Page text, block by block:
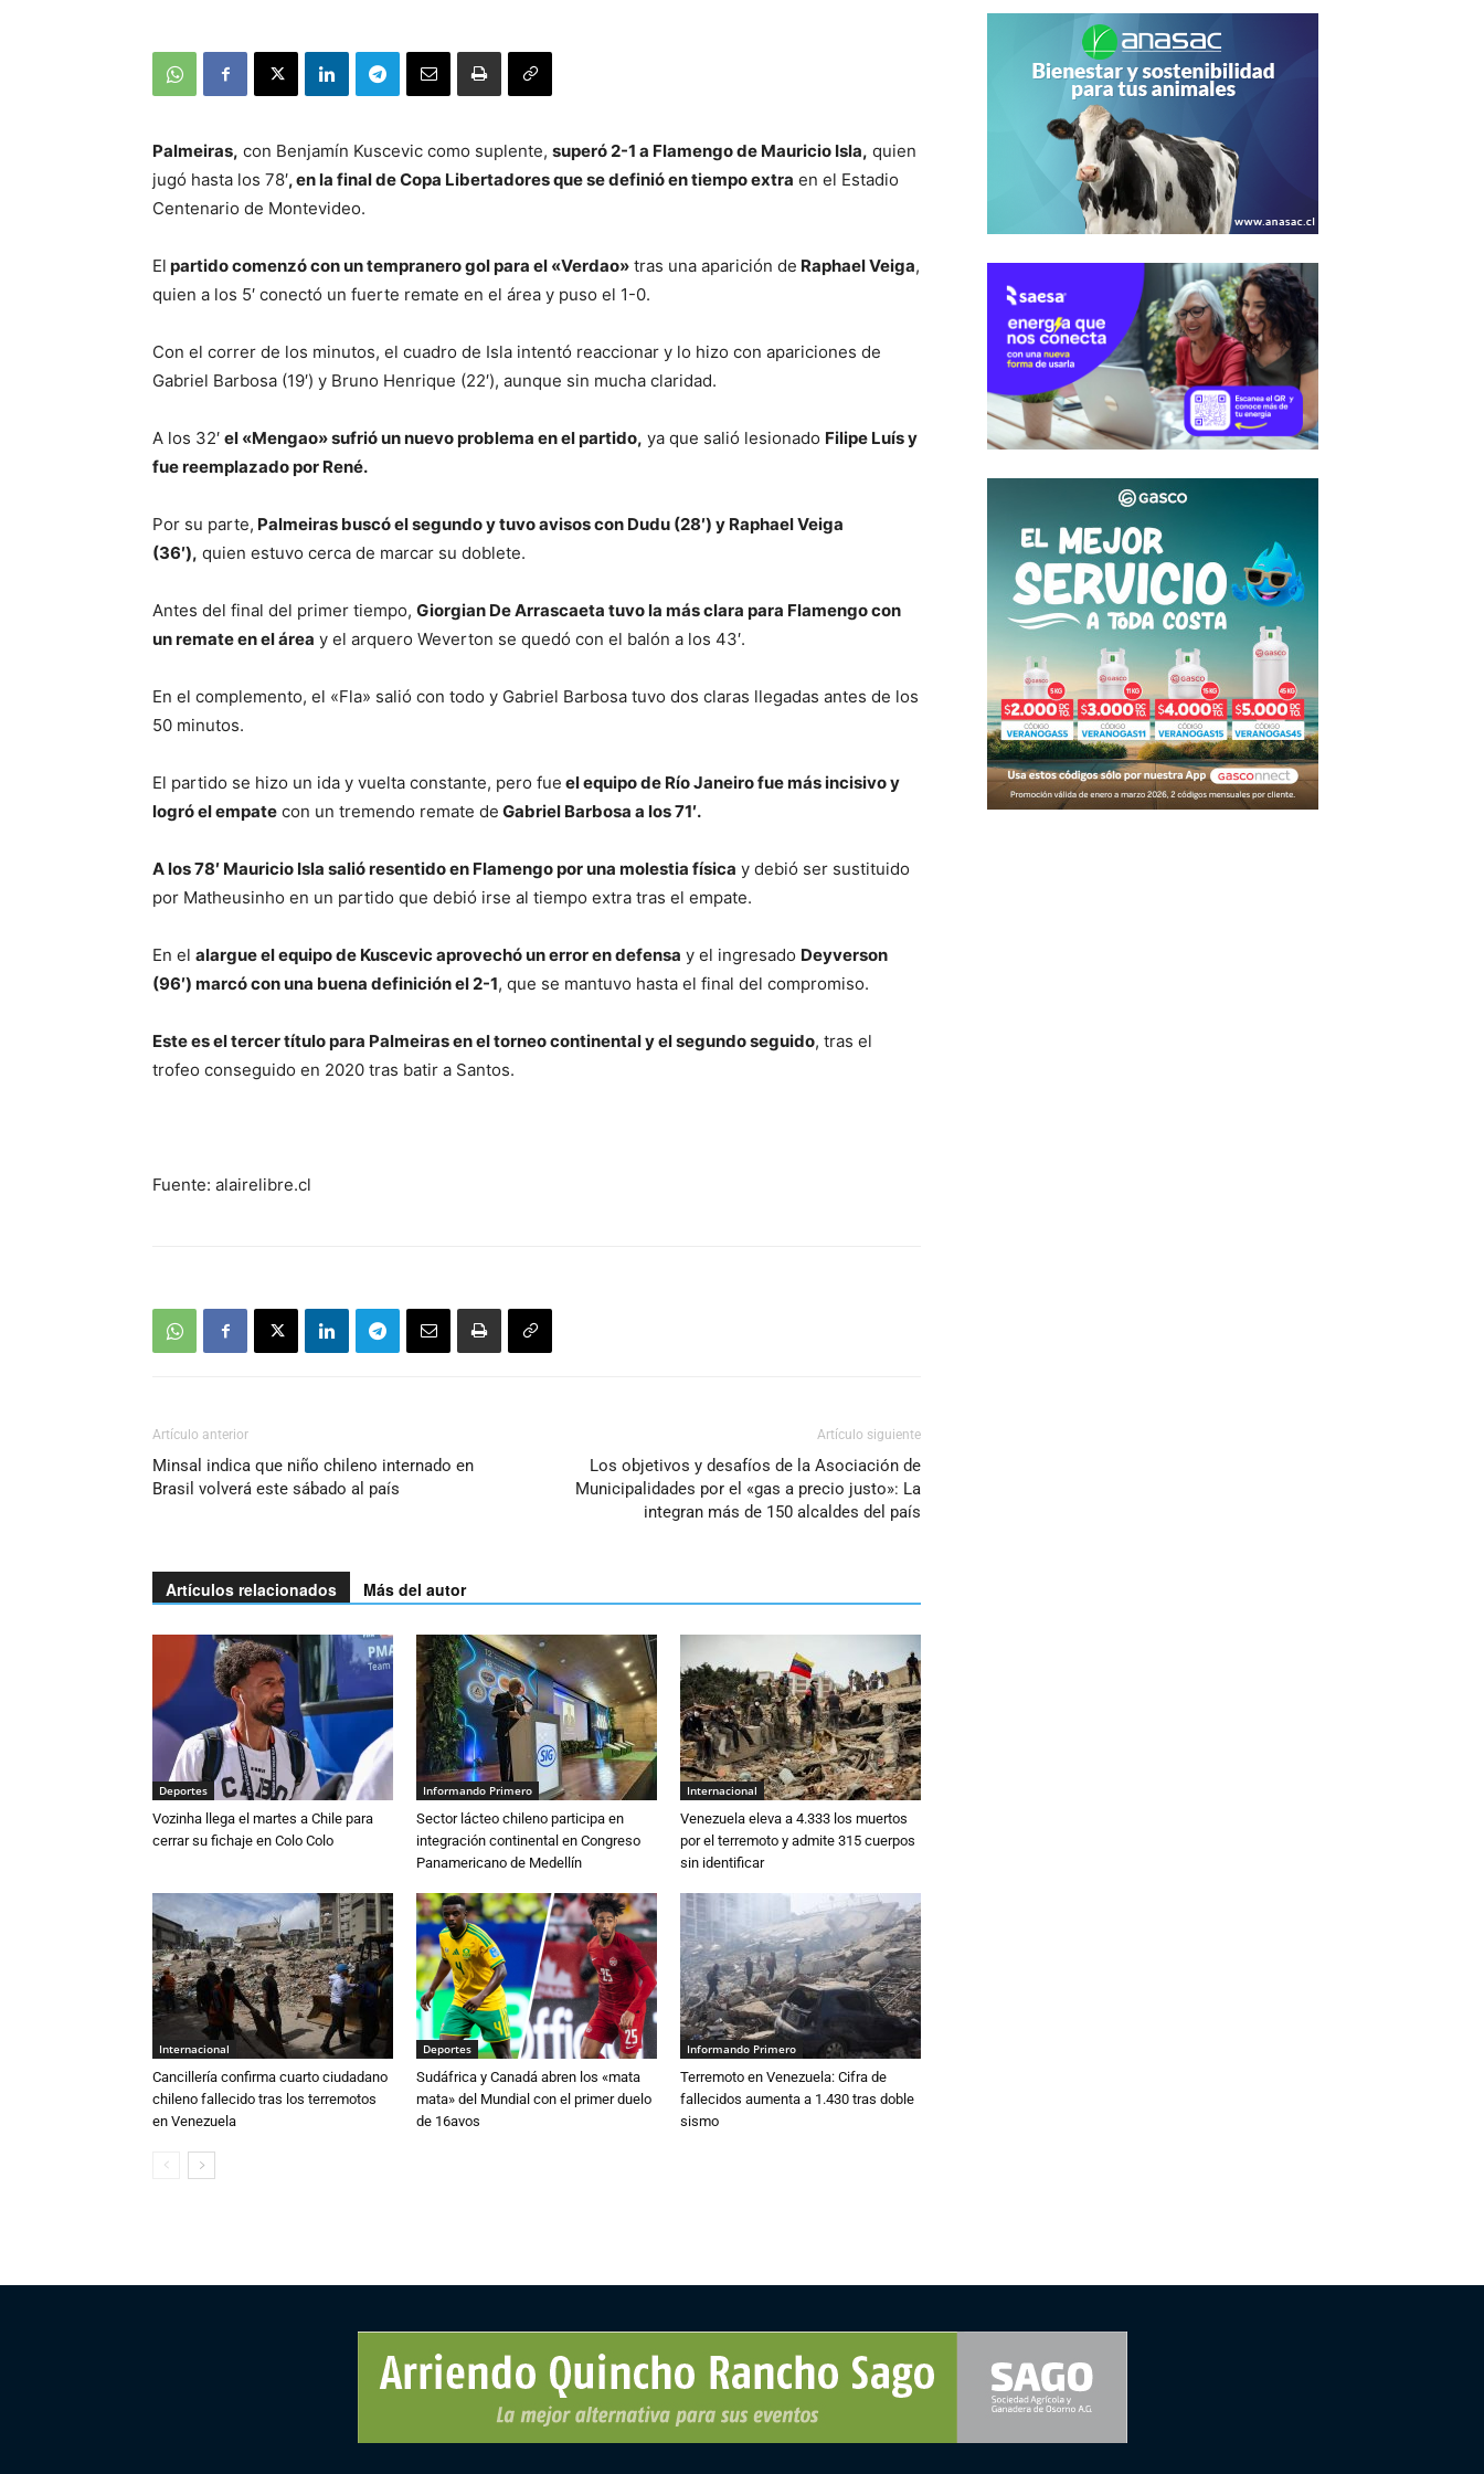
Palmeiras, con Benjamín Kuscevic como suplente, superó 2-1 a Flamengo de Mauricio Isla, quien
jugó hasta los 78′, en la final de Copa Libertadores que se definió en tiempo extra en el Estadio
Centenario de Montevideo.
El partido comenzó con un tempranero gol para el «Verdao» tras una aparición de Raphael Veiga,
quien a los 5′ conectó un fuerte remate en el área y puso el 1-0.
Con el correr de los minutos, el cuadro de Isla intentó reaccionar y lo hizo con apariciones de
Gabriel Barbosa (19′) y Bruno Henrique (22′), aunque sin mucha claridad.
A los 32′ el «Mengao» sufrió un nuevo problema en el partido, ya que salió lesionado Filipe Luís y
fue reemplazado por René.
Por su parte, Palmeiras buscó el segundo y tuvo avisos con Dudu (28′) y Raphael Veiga
(36′), quien estuvo cerca de marcar su doblete.
Antes del final del primer tiempo, Giorgian De Arrascaeta tuvo la más clara para Flamengo con
un remate en el área y el arquero Weverton se quedó con el balón a los 43′.
En el complemento, el «Fla» salió con todo y Gabriel Barbosa tuvo dos claras llegadas antes de los
50 minutos.
El partido se hizo un ida y vuelta constante, pero fue el equipo de Río Janeiro fue más incisivo y
logró el empate con un tremendo remate de Gabriel Barbosa a los 71′.
A los 78′ Mauricio Isla salió resentido en Flamengo por una molestia física y debió ser sustituido
por Matheusinho en un partido que debió irse al tiempo extra tras el empate.
En el alargue el equipo de Kuscevic aprovechó un error en defensa y el ingresado Deyverson
(96′) marcó con una buena definición el 2-1, que se mantuvo hasta el final del compromiso.
Este es el tercer título para Palmeiras en el torneo continental y el segundo seguido, tras el
trofeo conseguido en 2020 tras batir a Santos.
Fuente: alairelibre.cl
Artículo anterior
Minsal indica que niño chileno internado en
Brasil volverá este sábado al país
Artículo siguiente
Los objetivos y desafíos de la Asociación de
Municipalidades por el «gas a precio justo»: La
integran más de 150 alcaldes del país
Artículos relacionados Más del autor
Deportes
Vozinha llega el martes a Chile para
cerrar su fichaje en Colo Colo
Informando Primero
Sector lácteo chileno participa en
integración continental en Congreso
Panamericano de Medellín
Internacional
Venezuela eleva a 4.333 los muertos
por el terremoto y admite 315 cuerpos
sin identificar
Internacional
Cancillería confirma cuarto ciudadano
chileno fallecido tras los terremotos
en Venezuela
Deportes
Sudáfrica y Canadá abren los «mata
mata» del Mundial con el primer duelo
de 16avos
Informando Primero
Terremoto en Venezuela: Cifra de
fallecidos aumenta a 1.430 tras doble
sismo